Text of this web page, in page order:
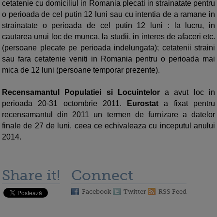
cetatenie cu domiciliul in Romania plecati in strainatate pentru
o perioada de cel putin 12 luni sau cu intentia de a ramane in
strainatate o perioada de cel putin 12 luni : la lucru, in
cautarea unui loc de munca, la studii, in interes de afaceri etc.
(persoane plecate pe perioada indelungata); cetatenii straini
sau fara cetatenie veniti in Romania pentru o perioada mai
mica de 12 luni (persoane temporar prezente).
Recensamantul Populatiei si Locuintelora avut loc in
perioada 20-31 octombrie 2011.
Eurostata fixat pentru
recensamantul din 2011 un termen de furnizare a datelor
finale de 27 de luni, ceea ce echivaleaza cu inceputul anului
2014.
Share it! Connect
Facebook Twitter RSS Feed